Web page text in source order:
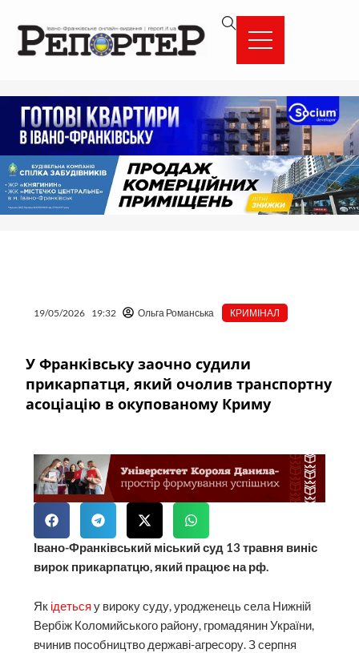
вмісту
19/05/2026 19:32 Ольга Романська КРИМІНАЛ
У Франківську заочно судили
прикарпатця, який очолив транспортну
асоціацію в окупованому Криму
Івано-Франківський міський суд 13 травня виніс
вирок прикарпатцю, який працює на рф.
Як ідеться у вироку суду, уродженець села Нижній
Вербіж Коломийського району, громадянин України,
вчинив пособництво державі-агресору. З серпня